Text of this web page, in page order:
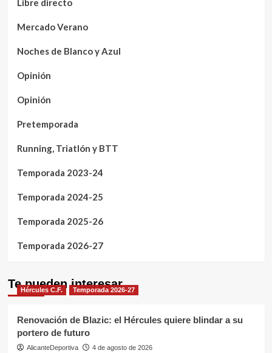
Libre directo
Mercado Verano
Noches de Blanco y Azul
Opinión
Opinión
Pretemporada
Running, Triatlón y BTT
Temporada 2023-24
Temporada 2024-25
Temporada 2025-26
Temporada 2026-27
Te pueden interesar
Hércules C.F. Temporada 2026-27
Renovación de Blazic: el Hércules quiere blindar a su
portero de futuro
AlicanteDeportiva 4 de agosto de 2026